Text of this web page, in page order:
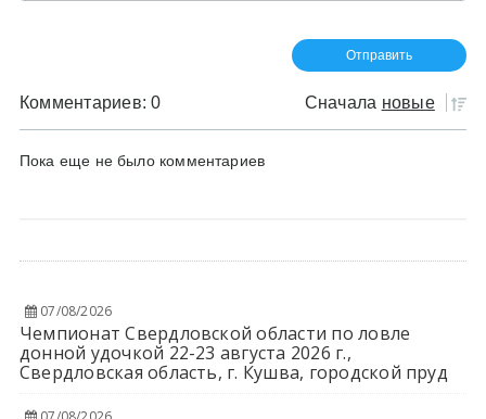
Комментариев: 0 Сначала новые
Пока еще не было комментариев
07/08/2026
Чемпионат Свердловской области по ловле
донной удочкой 22-23 августа 2026 г.,
Свердловская область, г. Кушва, городской пруд